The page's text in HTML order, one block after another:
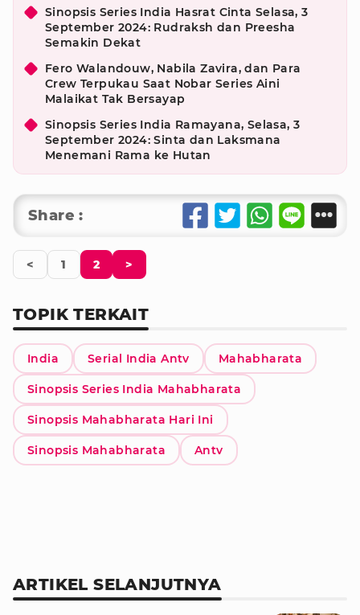
Sinopsis Series India Hasrat Cinta Selasa, 3
September 2024: Rudraksh dan Preesha
Semakin Dekat
Fero Walandouw, Nabila Zavira, dan Para
Crew Terpukau Saat Nobar Series Aini
Malaikat Tak Bersayap
Sinopsis Series India Ramayana, Selasa, 3
September 2024: Sinta dan Laksmana
Menemani Rama ke Hutan
Share :
< 1 2 >
TOPIK TERKAIT
India Serial India Antv Mahabharata
Sinopsis Series India Mahabharata
Sinopsis Mahabharata Hari Ini
Sinopsis Mahabharata Antv
ARTIKEL SELANJUTNYA